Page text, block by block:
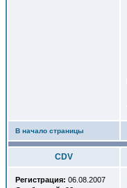
В начало страницы
CDV
Регистрация: 06.08.2007